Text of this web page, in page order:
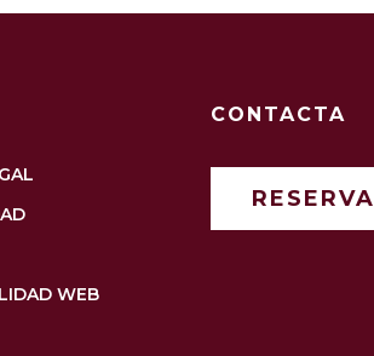
WEB
CONTACTA
RESERVA